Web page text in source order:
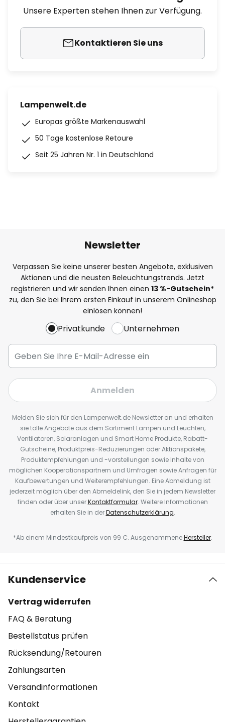
Unsere Experten stehen Ihnen zur Verfügung.
Kontaktieren Sie uns
Lampenwelt.de
Europas größte Markenauswahl
50 Tage kostenlose Retoure
Seit 25 Jahren Nr. 1 in Deutschland
Newsletter
Verpassen Sie keine unserer besten Angebote, exklusiven
Aktionen und die neusten Beleuchtungstrends. Jetzt
registrieren und wir senden Ihnen einen 13 %-Gutschein*
zu, den Sie bei Ihrem ersten Einkauf in unserem Onlineshop
einlösen können!
Privatkunde Unternehmen
Anmelden
Melden Sie sich für den Lampenwelt.de Newsletter an und erhalten
sie tolle Angebote aus dem Sortiment Lampen und Leuchten,
Ventilatoren, Solaranlagen und Smart Home Produkte, Rabatt-
Gutscheine, Produktpreis-Reduzierungen oder Aktionspakete,
Produktempfehlungen und -vorstellungen sowie Inhalte von
möglichen Kooperationspartnern und Umfragen sowie Anfragen für
Kaufbewertungen und Weiterempfehlungen. Eine Abmeldung ist
jederzeit möglich über den Abmeldelink, den Sie in jedem Newsletter
finden oder über unserKontaktformular. Weitere Informationen
erhalten Sie in derDatenschutzerklärung.
*Ab einem Mindestkaufpreis von 99 €. AusgenommeneHersteller.
Kundenservice
Vertrag widerrufen
FAQ & Beratung
Bestellstatus prüfen
Rücksendung/Retouren
Zahlungsarten
Versandinformationen
Kontakt